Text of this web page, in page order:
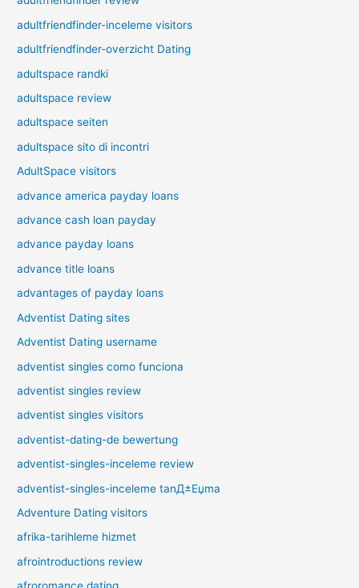
adultfriendfinder-inceleme visitors
adultfriendfinder-overzicht Dating
adultspace randki
adultspace review
adultspace seiten
adultspace sito di incontri
AdultSpace visitors
advance america payday loans
advance cash loan payday
advance payday loans
advance title loans
advantages of payday loans
Adventist Dating sites
Adventist Dating username
adventist singles como funciona
adventist singles review
adventist singles visitors
adventist-dating-de bewertung
adventist-singles-inceleme review
adventist-singles-inceleme tanД±Еџma
Adventure Dating visitors
afrika-tarihleme hizmet
afrointroductions review